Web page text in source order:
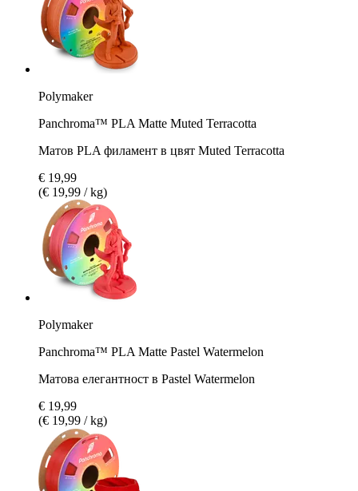
Polymaker
Panchroma™ PLA Matte Muted Terracotta
Матов PLA филамент в цвят Muted Terracotta
€ 19,99
(€ 19,99 / kg)
Polymaker
Panchroma™ PLA Matte Pastel Watermelon
Матова елегантност в Pastel Watermelon
€ 19,99
(€ 19,99 / kg)